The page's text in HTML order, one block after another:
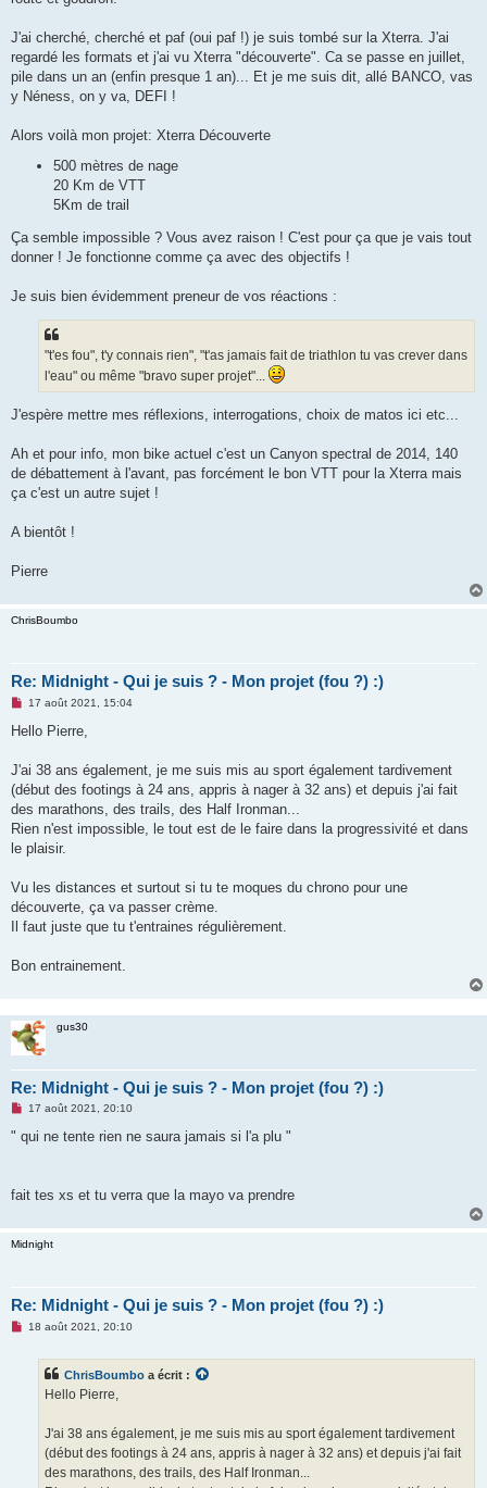
J'ai cherché, cherché et paf (oui paf !) je suis tombé sur la Xterra. J'ai
regardé les formats et j'ai vu Xterra "découverte". Ca se passe en juillet,
pile dans un an (enfin presque 1 an)... Et je me suis dit, allé BANCO, vas
y Néness, on y va, DEFI !
Alors voilà mon projet: Xterra Découverte
500 mètres de nage
20 Km de VTT
5Km de trail
Ça semble impossible ? Vous avez raison ! C'est pour ça que je vais tout
donner ! Je fonctionne comme ça avec des objectifs !
Je suis bien évidemment preneur de vos réactions :
"t'es fou", t'y connais rien", "t'as jamais fait de triathlon tu vas crever dans
l'eau" ou même "bravo super projet"...
J'espère mettre mes réflexions, interrogations, choix de matos ici etc...
Ah et pour info, mon bike actuel c'est un Canyon spectral de 2014, 140
de débattement à l'avant, pas forcément le bon VTT pour la Xterra mais
ça c'est un autre sujet !
A bientôt !
Pierre
ChrisBoumbo
Re: Midnight - Qui je suis ? - Mon projet (fou ?) :)
M
s
g
n
o
l
u
17 août 2021, 15:04
Hello Pierre,
J'ai 38 ans également, je me suis mis au sport également tardivement
(début des footings à 24 ans, appris à nager à 32 ans) et depuis j'ai fait
des marathons, des trails, des Half Ironman...
Rien n'est impossible, le tout est de le faire dans la progressivité et dans
le plaisir.
Vu les distances et surtout si tu te moques du chrono pour une
découverte, ça va passer crème.
Il faut juste que tu t'entraines régulièrement.
Bon entrainement.
gus30
Re: Midnight - Qui je suis ? - Mon projet (fou ?) :)
M
s
s
n
u
17 août 2021, 20:10
" qui ne tente rien ne saura jamais si l'a plu "
fait tes xs et tu verra que la mayo va prendre
Midnight
Re: Midnight - Qui je suis ? - Mon projet (fou ?) :)
M18 août 2021, 20:10
ChrisBoumbo a écrit :
Hello Pierre,
J'ai 38 ans également, je me suis mis au sport également tardivement
(début des footings à 24 ans, appris à nager à 32 ans) et depuis j'ai fait
des marathons, des trails, des Half Ironman...